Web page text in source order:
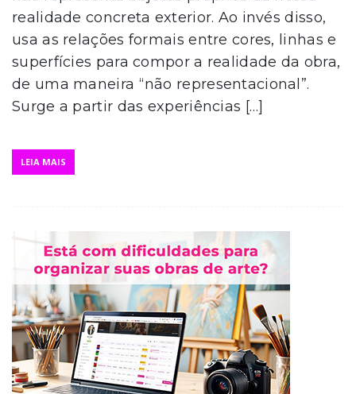
realidade concreta exterior. Ao invés disso,
usa as relações formais entre cores, linhas e
superfícies para compor a realidade da obra,
de uma maneira “não representacional”.
Surge a partir das experiências […]
LEIA MAIS